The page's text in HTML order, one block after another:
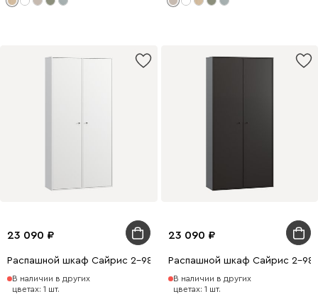
23 090
Распашной шкаф Сайрис 2-98x202 Белый
В наличии в других
цветах: 1 шт.
23 090
Распашной шкаф Сайрис 2-
В наличии в других
цветах: 1 шт.